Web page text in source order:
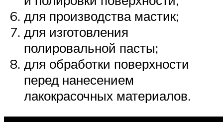
для производства мастик;
для изготовления
полировальной пасты;
для обработки поверхности
перед нанесением
лакокрасочных материалов.